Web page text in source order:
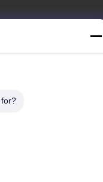
capillaire
réservés.